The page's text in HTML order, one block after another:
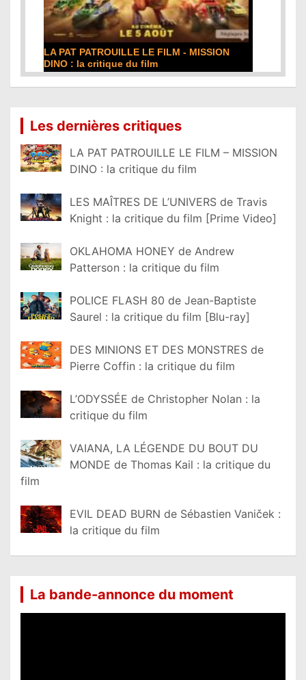
DE LA COMÉDIE-FRANÇAISE : la critique du
film
Les dernières critiques
LA PAT PATROUILLE LE FILM – MISSION
DINO : la critique du film
LES MAÎTRES DE L’UNIVERS de Travis
Knight : la critique du film [Prime Video]
OKLAHOMA HONEY de Andrew
Patterson : la critique du film
POLICE FLASH 80 de Jean-Baptiste
Saurel : la critique du film [Blu-ray]
DES MINIONS ET DES MONSTRES de
Pierre Coffin : la critique du film
L’ODYSSÉE de Christopher Nolan : la
critique du film
VAIANA, LA LÉGENDE DU BOUT DU
MONDE de Thomas Kail : la critique du
film
EVIL DEAD BURN de Sébastien Vaniček :
la critique du film
La bande-annonce du moment